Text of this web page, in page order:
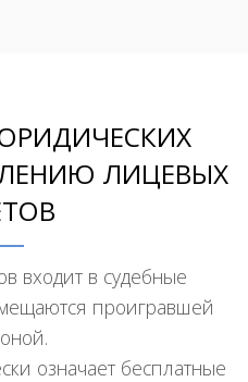
ЛИЦЕВЫХ
входит в судебные
проигравшей
означает бесплатные